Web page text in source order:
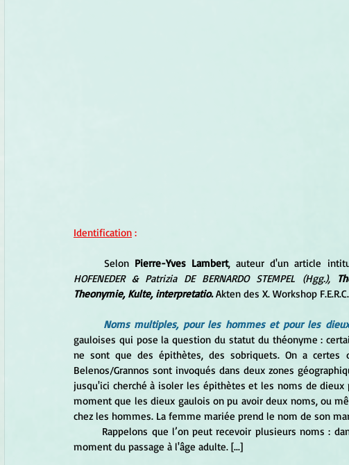
Identification :
	Selon
Pierre-Yves Lambert, auteur d'un article
HOFENEDER & Patrizia DE BERNARDO STEMPEL (Hgg.),
Theonymie, Kulte, interpretatio. Akten des X. Workshop
Noms multiples, pour les hommes et pour les dieux
gauloises qui pose la question du statut du théonyme :
ne sont que des épithètes, des sobriquets. On a
Belenos/Grannos sont invoqués dans deux zones
jusqu'ici cherché à isoler les épithètes et les noms de
moment que les dieux gaulois on pu avoir deux noms, ou
chez les hommes. La femme mariée prend le nom de son
moment du passage à l'âge adulte. [...]